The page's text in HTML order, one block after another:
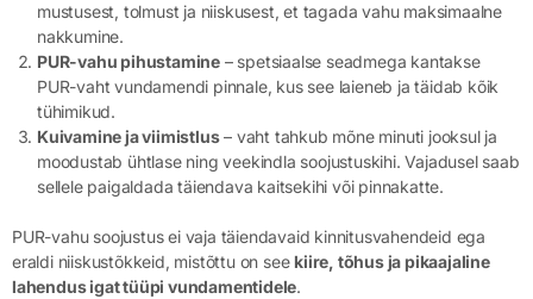
mustusest, tolmust ja niiskusest, et tagada vahu maksimaalne
nakkumine.
PUR-vahu pihustamine – spetsiaalse seadmega kantakse
PUR-vaht vundamendi pinnale, kus see laieneb ja täidab kõik
tühimikud.
Kuivamine ja viimistlus– vaht tahkub mõne minuti jooksul ja
moodustab ühtlase ning veekindla soojustuskihi. Vajadusel saab
sellele paigaldada täiendava kaitsekihi või pinnakatte.
PUR-vahu soojustus ei vaja täiendavaid kinnitusvahendeid ega
eraldi niiskustõkkeid, mistõttu on see kiire, tõhus ja pikaajaline
lahendus igat tüüpi vundamentidele.